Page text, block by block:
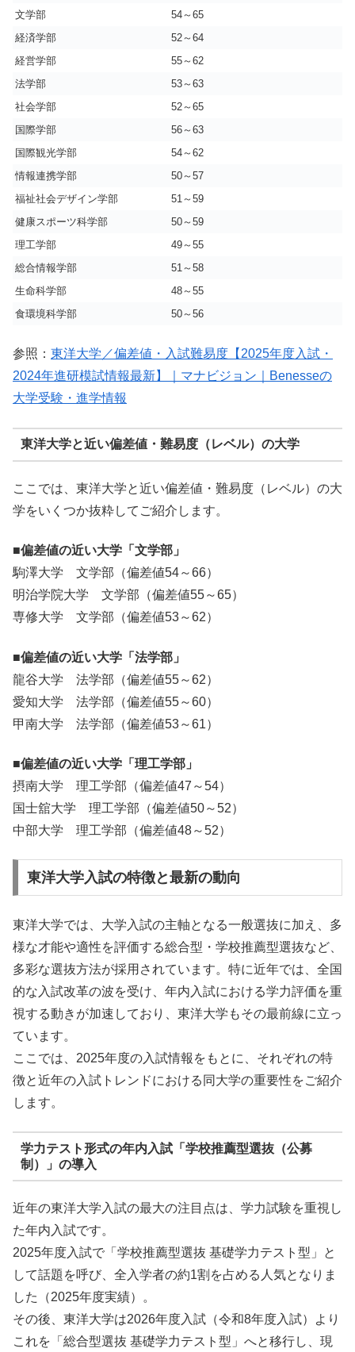
文学部
54～65
経済学部
52～64
経営学部
55～62
法学部
53～63
社会学部
52～65
国際学部
56～63
国際観光学部
54～62
情報連携学部
50～57
福祉社会デザイン学部
51～59
健康スポーツ科学部
50～59
理工学部
49～55
総合情報学部
51～58
生命科学部
48～55
食環境科学部
50～56
参照： 東洋大学／偏差値・入試難易度【2025年度入試・
2024年進研模試情報最新】｜マナビジョン｜Benesseの
大学受験・進学情報
東洋大学と近い偏差値・難易度（レベル）の大学
ここでは、東洋大学と近い偏差値・難易度（レベル）の大
学をいくつか抜粋してご紹介します。
■偏差値の近い大学「文学部」
駒澤大学 文学部（偏差値54～66）
明治学院大学 文学部（偏差値55～65）
専修大学 文学部（偏差値53～62）
■偏差値の近い大学「法学部」
龍谷大学 法学部（偏差値55～62）
愛知大学 法学部（偏差値55～60）
甲南大学 法学部（偏差値53～61）
■偏差値の近い大学「理工学部」
摂南大学 理工学部（偏差値47～54）
国士舘大学 理工学部（偏差値50～52）
中部大学 理工学部（偏差値48～52）
東洋大学入試の特徴と最新の動向
東洋大学では、大学入試の主軸となる一般選抜に加え、多
様な才能や適性を評価する総合型・学校推薦型選抜など、
多彩な選抜方法が採用されています。特に近年では、全国
的な入試改革の波を受け、年内入試における学力評価を重
視する動きが加速しており、東洋大学もその最前線に立っ
ています。
ここでは、2025年度の入試情報をもとに、それぞれの特
徴と近年の入試トレンドにおける同大学の重要性をご紹介
します。
学力テスト形式の年内入試「学校推薦型選抜（公募
制）」の導入
近年の東洋大学入試の最大の注目点は、学力試験を重視し
た年内入試です。
2025年度入試で「学校推薦型選抜 基礎学力テスト型」と
して話題を呼び、全入学者の約1割を占める人気となりま
した（2025年度実績）。
その後、東洋大学は2026年度入試（令和8年度入試）より
これを「総合型選抜 基礎学力テスト型」へと移行し、現